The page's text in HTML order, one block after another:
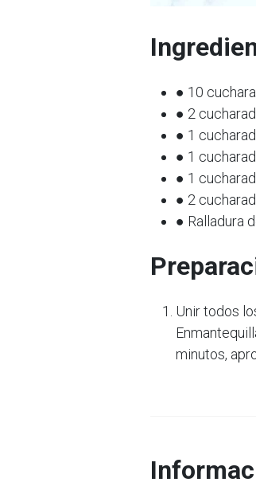
● 10
● 2
● 1
● 1
● 1
● 2
● Ralladura
Unir todos
minutos,